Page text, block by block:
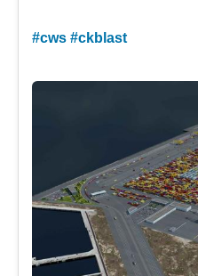
#cws #ckblast